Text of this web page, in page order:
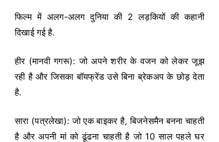
फिल्म में अलग-अलग दुनिया की 2 लड़कियों की कहानी
दिखाई गई है.
हीर (मानवी गगरू): जो अपने शरीर के वजन को लेकर जूझ
रही है और जिसका बॉयफ्रेंड उसे बिना ब्रेकअप के छोड़ देता
है.
सारा (पत्रलेखा): जो एक बाइकर है, बिजनेसमैन बनना चाहती
है और अपनी मां को ढूंढना चाहती है जो 10 साल पहले घर